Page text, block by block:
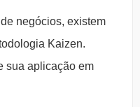
negócios, existem
Kaizen.
sua aplicação em